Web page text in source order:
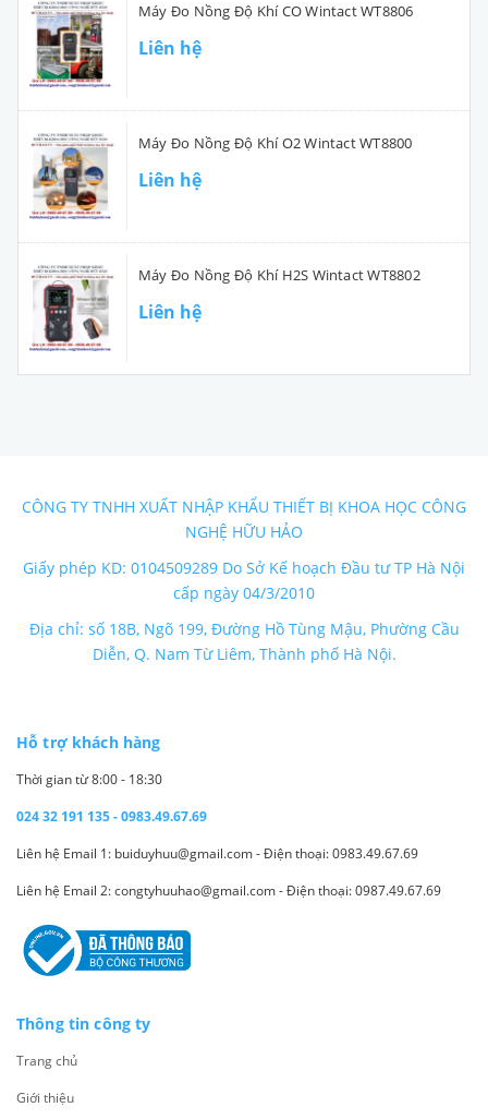
Máy Đo Nồng Độ Khí CO Wintact WT8806
Liên hệ
Máy Đo Nồng Độ Khí O2 Wintact WT8800
Liên hệ
Máy Đo Nồng Độ Khí H2S Wintact WT8802
Liên hệ
CÔNG TY TNHH XUẤT NHẬP KHẨU THIẾT BỊ KHOA HỌC CÔNG
NGHỆ HỮU HẢO
Giấy phép KD: 0104509289 Do Sở Kế hoạch Đầu tư TP Hà Nội
cấp ngày 04/3/2010
Địa chỉ: số 18B, Ngõ 199, Đường Hồ Tùng Mậu, Phường Cầu
Diễn, Q. Nam Từ Liêm, Thành phố Hà Nội.
Hỗ trợ khách hàng
Thời gian từ 8:00 - 18:30
024 32 191 135 - 0983.49.67.69
Liên hệ Email 1: buiduyhuu@gmail.com - Điện thoại: 0983.49.67.69
Liên hệ Email 2: congtyhuuhao@gmail.com - Điện thoại: 0987.49.67.69
Thông tin công ty
Trang chủ
Giới thiệu